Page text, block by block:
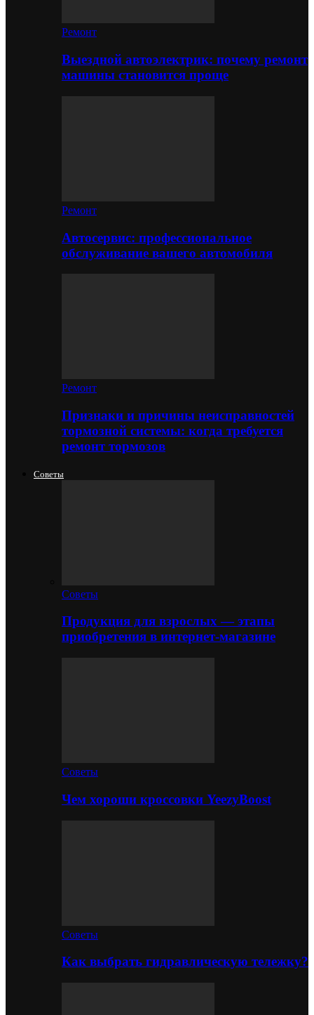
Ремонт
Выездной автоэлектрик: почему ремонт
машины становится проще
Ремонт
Автосервис: профессиональное
обслуживание вашего автомобиля
Ремонт
Признаки и причины неисправностей
тормозной системы: когда требуется
ремонт тормозов
Советы
Советы
Продукция для взрослых — этапы
приобретения в интернет-магазине
Советы
Чем хороши кроссовки YeezyBoost
Советы
Как выбрать гидравлическую тележку?